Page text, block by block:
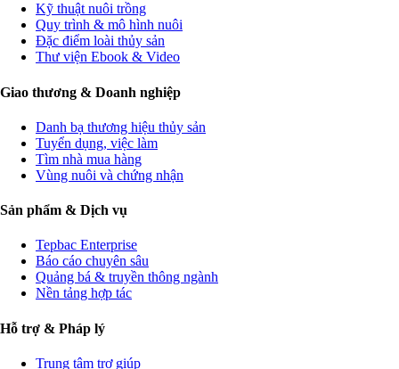
Kỹ thuật nuôi trồng
Quy trình & mô hình nuôi
Đặc điểm loài thủy sản
Thư viện Ebook & Video
Giao thương & Doanh nghiệp
Danh bạ thương hiệu thủy sản
Tuyển dụng, việc làm
Tìm nhà mua hàng
Vùng nuôi và chứng nhận
Sản phẩm & Dịch vụ
Tepbac Enterprise
Báo cáo chuyên sâu
Quảng bá & truyền thông ngành
Nền tảng hợp tác
Hỗ trợ & Pháp lý
Trung tâm trợ giúp